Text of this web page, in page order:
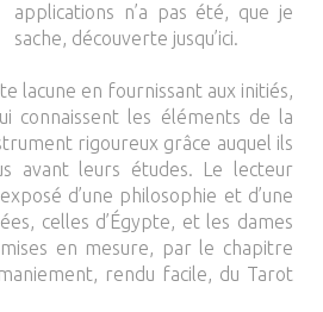
applications n’a pas été, que je
sache, découverte jusqu’ici.
lacune en fournissant aux initiés,
connaissent les éléments de la
rigoureux grâce auquel ils
avant leurs études. Le lecteur
d’une philosophie et d’une
celles d’Égypte, et les dames
en mesure, par le chapitre
rendu facile, du Tarot